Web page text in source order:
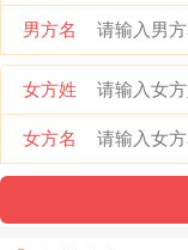
橘子
▲ 冷殇
男方名
女方姓
女方名